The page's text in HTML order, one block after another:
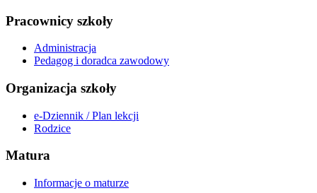
Pracownicy szkoły
Administracja
Pedagog i doradca zawodowy
Organizacja szkoły
e-Dziennik / Plan lekcji
Rodzice
Matura
Informacje o maturze